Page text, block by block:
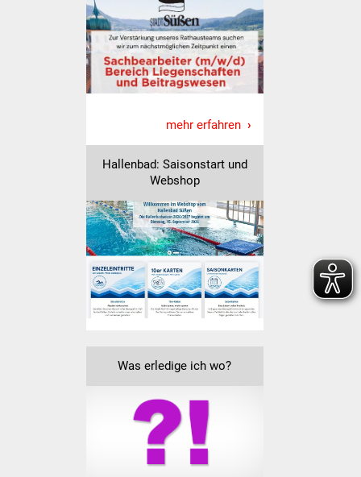
Bürgerbus (MOBS)
Abfall und Entsorgung
Kultur & Freizeit
Veranstaltungen
Stadtfest
Ostermarkt
Einrichtungen
Hallenbad
Stadtbücherei
Bürgerhaus
Kulturhalle
mehr erfahren
Hallenbad: Saisonstart und
Webshop
Was erledige ich wo?